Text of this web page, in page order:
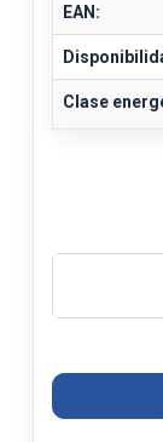
EAN:
Clase